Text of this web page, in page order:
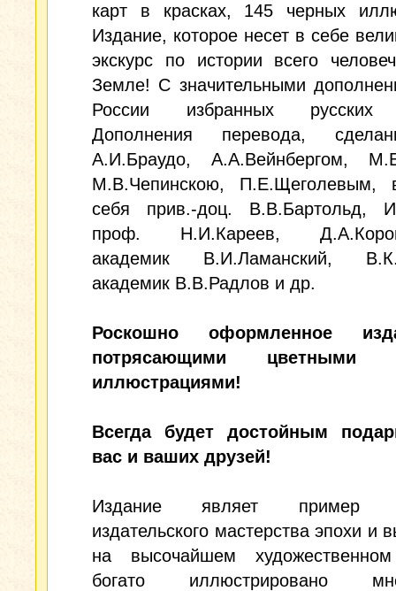
карт в красках, 145 черных
Издание, которое несет в себе
экскурс по истории всего
Земле! С значительными
России избранных русских
Дополнения перевода,
А.И.Браудо, А.А.Вейнбергом,
М.В.Чепинскою, П.Е.Щеголевым,
себя прив.-доц. В.В.Бартольд,
проф. Н.И.Кареев,
академик В.И.Ламанский,
академик В.В.Радлов и др.
Роскошно оформленное
потрясающими
иллюстрациями!
Всегда будет достойным
вас и ваших друзей!
Издание являет пример
издательского мастерства эпохи и
на высочайшем
богато иллюстрировано